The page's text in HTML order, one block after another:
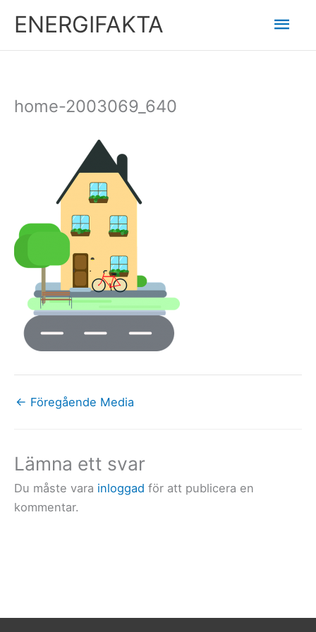
innehåll
ENERGIFAKTA
home-2003069_640
← Föregående Media
Lämna ett svar
Du måste vara inloggad för att publicera en
kommentar.